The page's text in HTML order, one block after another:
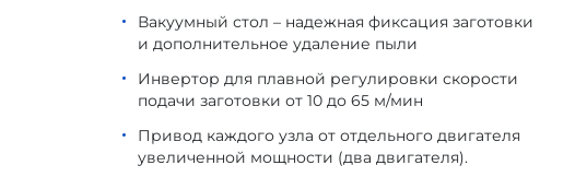
Вакуумный стол – надежная фиксация заготовки
и дополнительное удаление пыли
Инвертор для плавной регулировки скорости
подачи заготовки от 10 до 65 м/мин
Привод каждого узла от отдельного двигателя
увеличенной мощности (два двигателя).